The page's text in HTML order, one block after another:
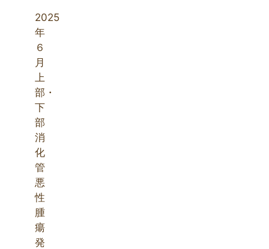
2025
年
６
月
上
部・
下
部
消
化
管
悪
性
腫
瘍
発